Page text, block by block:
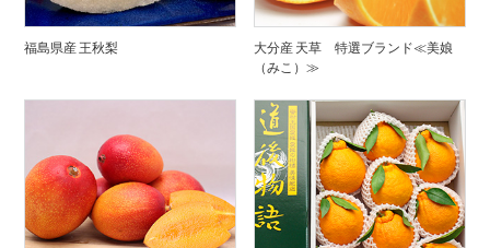
福島県産 王秋梨
大分産 天草 特選ブランド≪美娘
（みこ）≫